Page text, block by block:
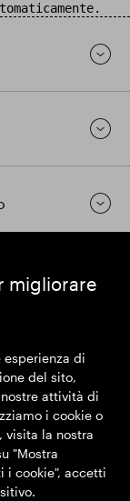
migliorare
di
del sito,
attività di
i cookie o
visita la nostra
"Mostra
i cookie", accetti
twitter.com/